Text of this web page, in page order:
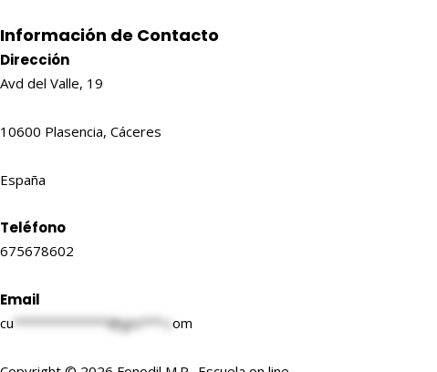
Información de Contacto
Dirección
Avd del Valle, 19
10600 Plasencia, Cáceres
España
Teléfono
675678602
Email
cu *************@gm***.c om